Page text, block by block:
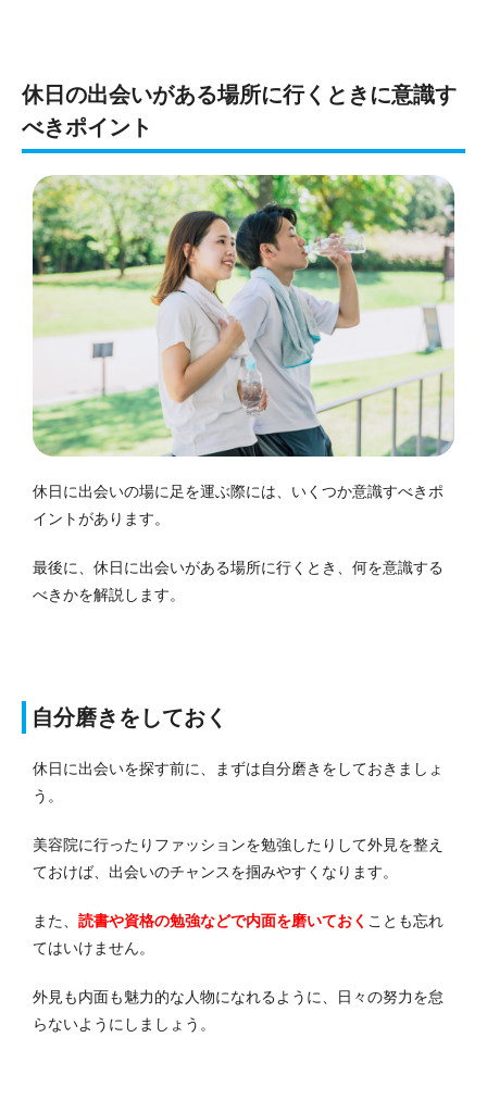
休日の出会いがある場所に行くときに意識す
べきポイント
休日に出会いの場に足を運ぶ際には、いくつか意識すべきポ
イントがあります。
最後に、休日に出会いがある場所に行くとき、何を意識する
べきかを解説します。
自分磨きをしておく
休日に出会いを探す前に、まずは自分磨きをしておきましょ
う。
美容院に行ったりファッションを勉強したりして外見を整え
ておけば、出会いのチャンスを掴みやすくなります。
また、 読書や資格の勉強などで内面を磨いておく ことも忘れ
てはいけません。
外見も内面も魅力的な人物になれるように、日々の努力を怠
らないようにしましょう。